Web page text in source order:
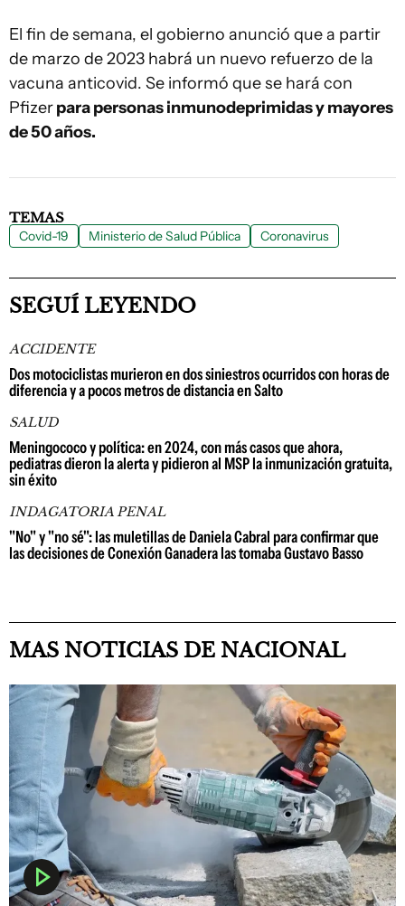
El fin de semana, el gobierno anunció que a partir
de marzo de 2023 habrá un nuevo refuerzo de la
vacuna anticovid. Se informó que se hará con
Pfizerpara personas inmunodeprimidas y mayores
de 50 años.
TEMAS
Covid-19 Ministerio de Salud Pública Coronavirus
SEGUÍ LEYENDO
ACCIDENTE
Dos motociclistas murieron en dos siniestros ocurridos con horas de
diferencia y a pocos metros de distancia en Salto
SALUD
Meningococo y política: en 2024, con más casos que ahora,
pediatras dieron la alerta y pidieron al MSP la inmunización gratuita,
sin éxito
INDAGATORIA PENAL
"No" y "no sé": las muletillas de Daniela Cabral para confirmar que
las decisiones de Conexión Ganadera las tomaba Gustavo Basso
MAS NOTICIAS DE NACIONAL